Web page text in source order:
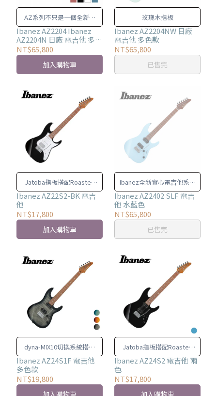
AZ系列不只是一個全新系
列，新的設計結合傳統元
素，開發彈奏的無限可能！
Ibanez AZ2204 Ibanez
AZ2204N 日廠 電吉他 多色
款
NT$65,800
加入購物車
玫瑰木指板
Ibanez AZ2204NW 日廠
電吉他 多色款
NT$65,800
已售完
Jatoba指板搭配Roasted
Maple琴頸
Ibanez AZ22S2-BK 電吉
他
NT$17,800
加入購物車
Ibanez全新實心電吉他系列
AZ series
Ibanez AZ2402 SLF 電吉
他 水藍色
NT$65,800
已售完
dyna-MIX10切換系統搭配
Alter Switch
Ibanez AZ24S1F 電吉他
多色款
NT$19,800
加入購物車
Jatoba指板搭配Roasted
Maple琴頸
Ibanez AZ24S2 電吉他 兩
色
NT$17,800
加入購物車